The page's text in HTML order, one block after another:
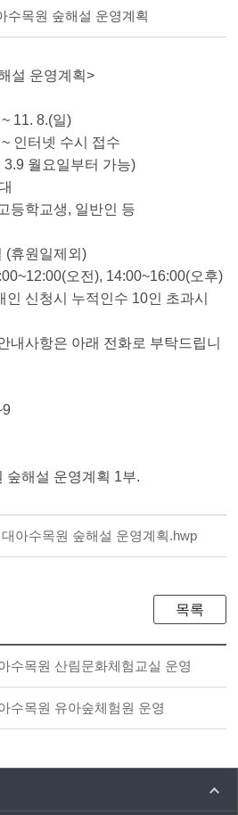
수목원 숲해설 운영계획
설 운영계획>
11. 8.(일)
인터넷 수시 접수
월요일부터 가능)
등학교생, 일반인 등
(휴원일제외)
오전), 14:00~16:00(오후)
신청시 누적인수 10인 초과시
내사항은 아래 전화로 부탁드립니
숲해설 운영계획 1부.
아수목원 숲해설 운영계획.hwp
목록
수목원 산림문화체험교실 운영
수목원 유아숲체험원 운영